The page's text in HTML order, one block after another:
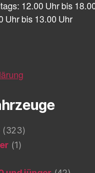
12.00 Uhr bis
Uhr bis 13.00 Uhr
(323)
(1)